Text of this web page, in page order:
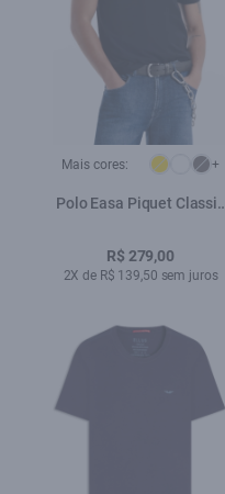
Mais cores: +
Polo Easa Piquet Classic
R$ 279,00
2X de R$ 139,50 sem juros